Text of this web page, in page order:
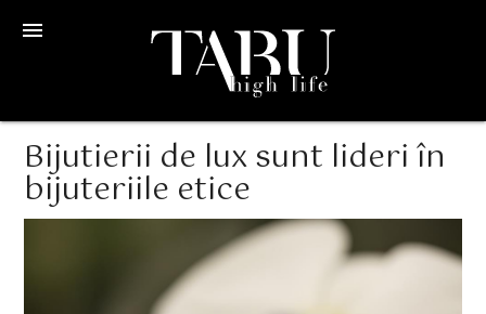
menu
Bijutierii de lux sunt lideri în
bijuteriile etice